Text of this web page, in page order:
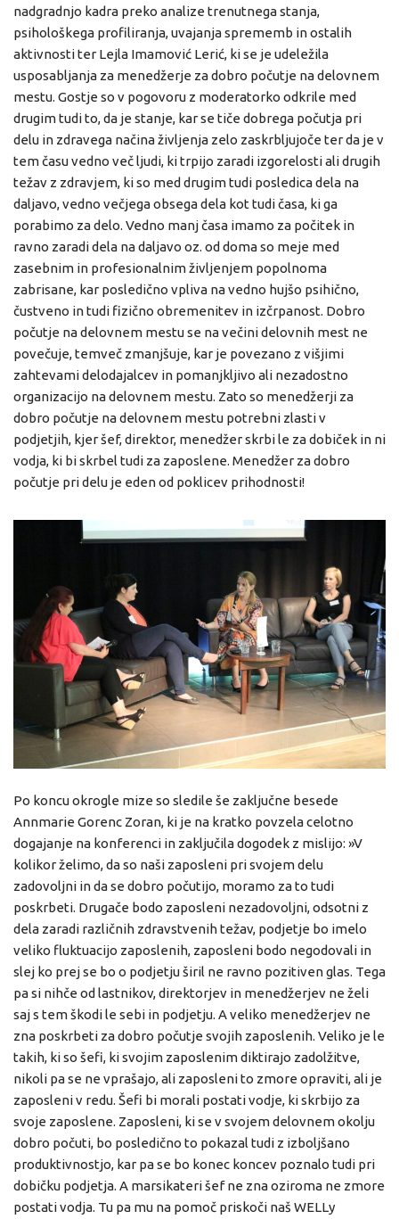
nadgradnjo kadra preko analize trenutnega stanja,
psihološkega profiliranja, uvajanja sprememb in ostalih
aktivnosti ter Lejla Imamović Lerić, ki se je udeležila
usposabljanja za menedžerje za dobro počutje na delovnem
mestu. Gostje so v pogovoru z moderatorko odkrile med
drugim tudi to, da je stanje, kar se tiče dobrega počutja pri
delu in zdravega načina življenja zelo zaskrbljujoče ter da je v
tem času vedno več ljudi, ki trpijo zaradi izgorelosti ali drugih
težav z zdravjem, ki so med drugim tudi posledica dela na
daljavo, vedno večjega obsega dela kot tudi časa, ki ga
porabimo za delo. Vedno manj časa imamo za počitek in
ravno zaradi dela na daljavo oz. od doma so meje med
zasebnim in profesionalnim življenjem popolnoma
zabrisane, kar posledično vpliva na vedno hujšo psihično,
čustveno in tudi fizično obremenitev in izčrpanost. Dobro
počutje na delovnem mestu se na večini delovnih mest ne
povečuje, temveč zmanjšuje, kar je povezano z višjimi
zahtevami delodajalcev in pomanjkljivo ali nezadostno
organizacijo na delovnem mestu. Zato so menedžerji za
dobro počutje na delovnem mestu potrebni zlasti v
podjetjih, kjer šef, direktor, menedžer skrbi le za dobiček in ni
vodja, ki bi skrbel tudi za zaposlene. Menedžer za dobro
počutje pri delu je eden od poklicev prihodnosti!
Po koncu okrogle mize so sledile še zaključne besede
Annmarie Gorenc Zoran, ki je na kratko povzela celotno
dogajanje na konferenci in zaključila dogodek z mislijo: »V
kolikor želimo, da so naši zaposleni pri svojem delu
zadovoljni in da se dobro počutijo, moramo za to tudi
poskrbeti. Drugače bodo zaposleni nezadovoljni, odsotni z
dela zaradi različnih zdravstvenih težav, podjetje bo imelo
veliko fluktuacijo zaposlenih, zaposleni bodo negodovali in
slej ko prej se bo o podjetju širil ne ravno pozitiven glas. Tega
pa si nihče od lastnikov, direktorjev in menedžerjev ne želi
saj s tem škodi le sebi in podjetju. A veliko menedžerjev ne
zna poskrbeti za dobro počutje svojih zaposlenih. Veliko je le
takih, ki so šefi, ki svojim zaposlenim diktirajo zadolžitve,
nikoli pa se ne vprašajo, ali zaposleni to zmore opraviti, ali je
zaposleni v redu. Šefi bi morali postati vodje, ki skrbijo za
svoje zaposlene. Zaposleni, ki se v svojem delovnem okolju
dobro počuti, bo posledično to pokazal tudi z izboljšano
produktivnostjo, kar pa se bo konec koncev poznalo tudi pri
dobičku podjetja. A marsikateri šef ne zna oziroma ne zmore
postati vodja. Tu pa mu na pomoč priskoči naš WELLy